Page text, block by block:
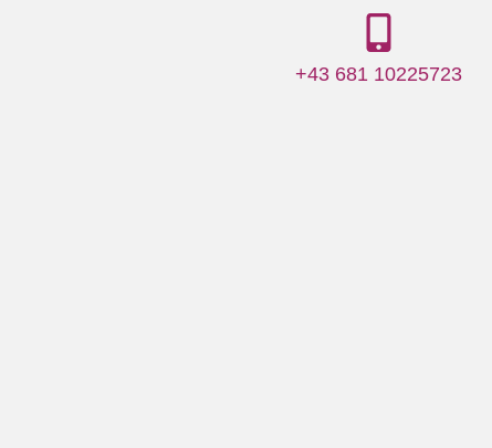
+43 681 10225723